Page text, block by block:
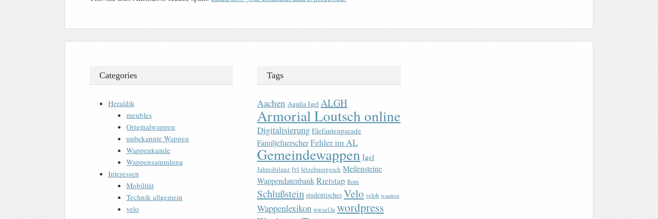
Categories
Heraldik
meubles
Originalwappen
unbekannte Wappen
Wappenkunde
Wappensammlung
Interessen
Mobilität
Technik allgemein
velo
Tags
Aachen Agulia Igel ALGH
Armorial Loutsch online
Digitalisierung Elefantenparade
FamiljefuerscherFehler im AL
Gemeindewappen Igel
Jahresbilanz lvi lëtzebuergesch Meilensteine
WappendatenbankRietstap Rom
Schlußstein studentisches Velo veloh wandern
Wappenlexikon wiesel.lu wordpress